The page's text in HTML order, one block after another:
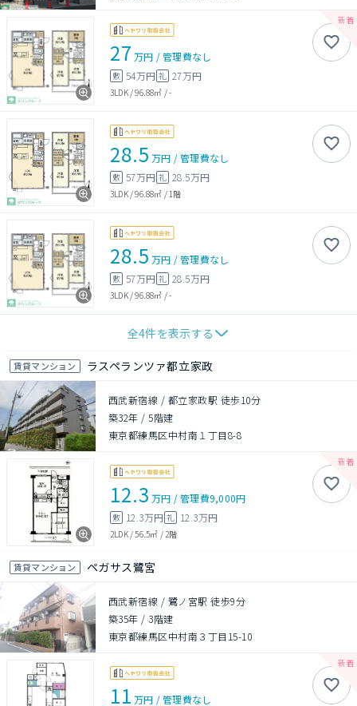
27 万円 /管理費なし
敷 54万円 礼 27万円
3LDK/96.88㎡ /-
28.5 万円 /管理費なし
敷 57万円 礼 28.5万円
3LDK/96.88㎡ /1階
28.5 万円 /管理費なし
敷 57万円 礼 28.5万円
3LDK/96.88㎡ /-
全4件を表示する
賃貸マンション ラスペランツァ都立家政
西武新宿線 / 都立家政駅 徒歩10分
築32年 /5階建
東京都練馬区中村南１丁目8-8
12.3 万円 /管理費9,000円
敷 12.3万円 礼 12.3万円
2LDK/56.5㎡ /2階
賃貸マンション ペガサス鷺宮
西武新宿線 / 鷺ノ宮駅 徒歩9分
築35年 / 3階建
東京都練馬区中村南３丁目15-10
11 万円 /管理費なし